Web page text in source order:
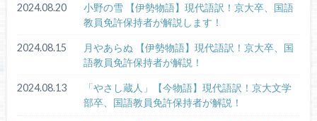
2024.08.20
小野の雪 【伊勢物語】現代語訳！京大卒、国語
教員免許保持者が解説します！
2024.08.15
月やあらぬ 【伊勢物語】現代語訳！京大卒、国
語教員免許保持者が解説！
2024.08.13
「やさし蔵人」【今物語】現代語訳！京大文学
部卒、国語教員免許保持者が解説！